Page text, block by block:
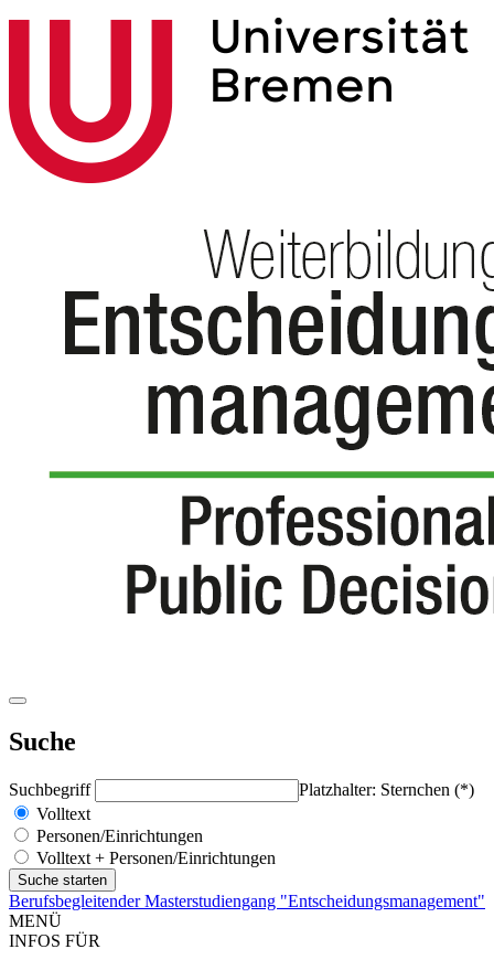
Suche
Suchbegriff
Platzhalter: Sternchen (*)
Volltext
Personen/Einrichtungen
Volltext + Personen/Einrichtungen
Berufsbegleitender Masterstudiengang "Entscheidungsmanagement"
MENÜ
INFOS FÜR